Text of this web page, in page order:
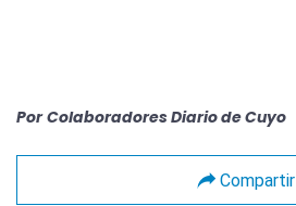
Por Colaboradores Diario de Cuyo
Compartir